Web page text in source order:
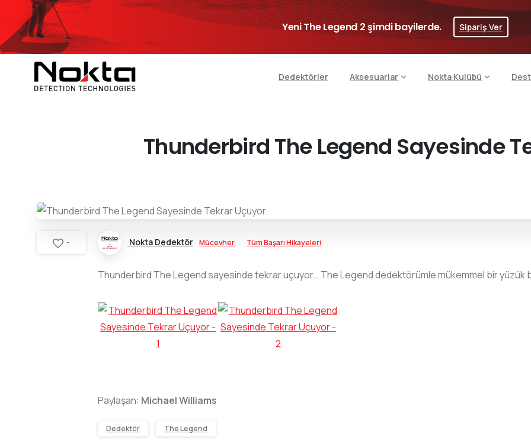
Yeni The Legend 2 şimdi bayilerde. Sipariş Ver
Dedektörler Aksesuarlar Nokta Kulübü
Thunderbird The Legend Sayesinde
- Nokta Dedektör Mücevher Tüm Başarı Hikayeleri
Thunderbird The Legend sayesinde tekrar uçuyor… The Legend dedektörümle mükemmel bir yüzük
Paylaşan: Michael Williams
Dedektör The Legend